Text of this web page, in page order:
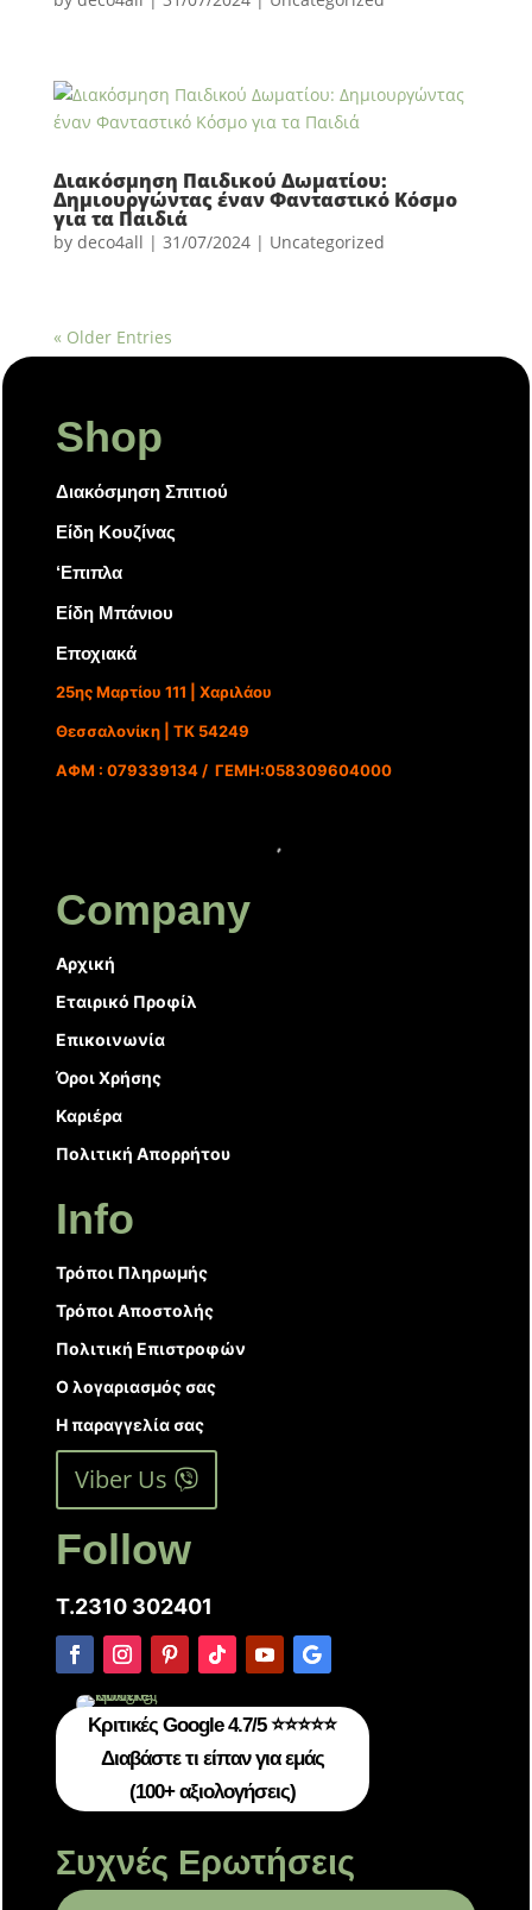
Διακόσμηση Παιδικού Δωματίου:
Δημιουργώντας έναν Φανταστικό Κόσμο
για τα Παιδιά
by deco4all | 31/07/2024| Uncategorized
« Older Entries
Shop
Διακόσμηση Σπιτιού
Είδη Κουζίνας
‘Επιπλα
Είδη Μπάνιου
Εποχιακά
25ης Μαρτίου 111 | Χαριλάου
Θεσσαλονίκη | ΤΚ 54249
ΑΦΜ : 079339134 / ΓΕΜΗ:058309604000
Company
Αρχική
Εταιρικό Προφίλ
Επικοινωνία
Όροι Χρήσης
Καριέρα
Πολιτική Απορρήτου
Info
Τρόποι Πληρωμής
Τρόποι Αποστολής
Πολιτική Επιστροφών
Ο λογαριασμός σας
Η παραγγελία σας
Viber Us
Follow
T.2310 302401
Κριτικές Google 4.7/5 ⭐⭐⭐⭐⭐
Διαβάστε τι είπαν για εμάς
(100+ αξιολογήσεις)
Συχνές Ερωτήσεις